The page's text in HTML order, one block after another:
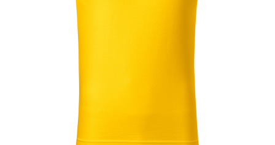
JACHETE DE LUCRU
PANTALONI DE LUCRU
JACHETE VATUITE
IMBRACAMINTE ANTICHIMICA |